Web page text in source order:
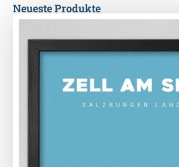
Neueste Produkte